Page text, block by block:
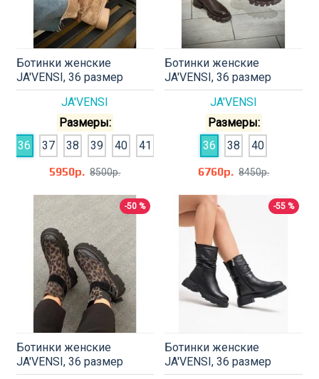
JA'VENSI
Ботинки женские
JA'VENSI, 36 размер
Размеры:
36
37 38 39 40
41
5950р. 8500р.
JA'VENSI
Ботинки женские
JA'VENSI, 36 размер
Размеры:
36
38
40
6760р. 8450р.
-50 %
Ботинки женские
JA'VENSI, 36 размер
-55 %
Ботинки женские
JA'VENSI, 36 размер